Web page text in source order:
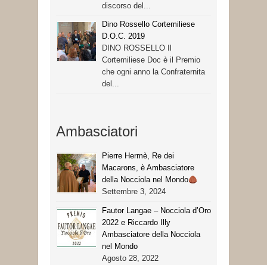
discorso del...
Dino Rossello Cortemiliese
D.O.C. 2019
DINO ROSSELLO Il
Cortemiliese Doc è il Premio
che ogni anno la Confraternita
del...
Ambasciatori
Pierre Hermè, Re dei
Macarons, è Ambasciatore
della Nocciola nel Mondo
Settembre 3, 2024
Fautor Langae – Nocciola d’Oro
2022 e Riccardo Illy
Ambasciatore della Nocciola
nel Mondo
Agosto 28, 2022